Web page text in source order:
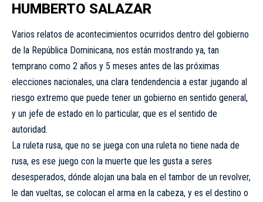
HUMBERTO SALAZAR
Varios relatos de acontecimientos ocurridos dentro del gobierno
de la República Dominicana, nos están mostrando ya, tan
temprano como 2 años y 5 meses antes de las próximas
elecciones nacionales, una clara tendendencia a estar jugando al
riesgo extremo que puede tener un gobierno en sentido general,
y un jefe de estado en lo particular, que es el sentido de
autoridad.
La ruleta rusa, que no se juega con una ruleta no tiene nada de
rusa, es ese juego con la muerte que les gusta a seres
desesperados, dónde alojan una bala en el tambor de un revolver,
le dan vueltas, se colocan el arma en la cabeza, y es el destino o